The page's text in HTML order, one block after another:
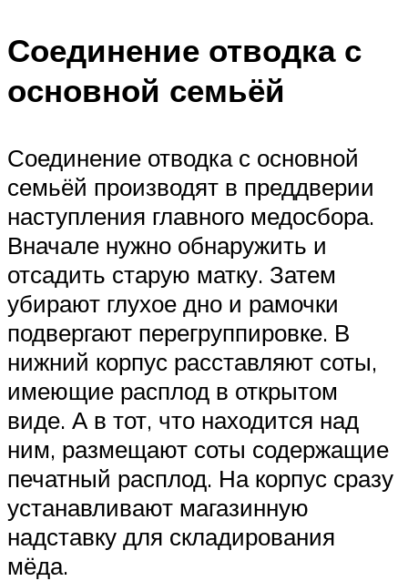
Соединение отводка с
основной семьёй
Соединение отводка с основной
семьёй производят в преддверии
наступления главного медосбора.
Вначале нужно обнаружить и
отсадить старую матку. Затем
убирают глухое дно и рамочки
подвергают перегруппировке. В
нижний корпус расставляют соты,
имеющие расплод в открытом
виде. А в тот, что находится над
ним, размещают соты содержащие
печатный расплод. На корпус сразу
устанавливают магазинную
надставку для складирования
мёда.